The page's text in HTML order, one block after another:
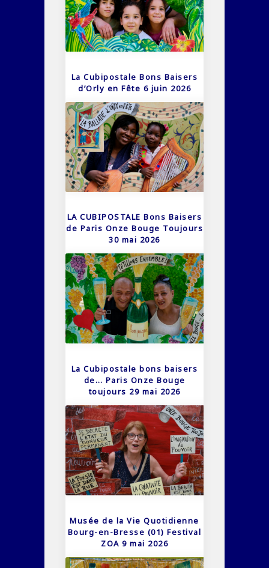
La Cubipostale Bons Baisers
d’Orly en Fête 6 juin 2026
LA CUBIPOSTALE Bons Baisers
de Paris Onze Bouge Toujours
30 mai 2026
La Cubipostale bons baisers
de… Paris Onze Bouge
toujours 29 mai 2026
Musée de la Vie Quotidienne
Bourg-en-Bresse (01) Festival
ZOA 9 mai 2026